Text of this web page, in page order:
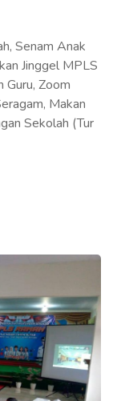
Senam Anak
Jinggel MPLS
Guru, Zoom
Makan
Sekolah (Tur